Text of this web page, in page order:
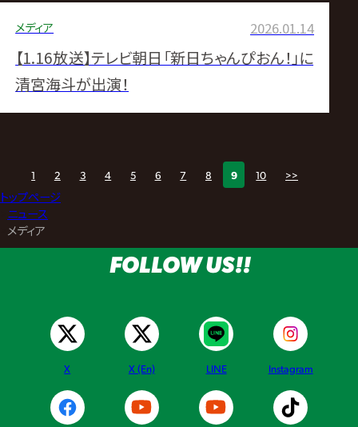
メディア 2026.01.14
【1.16放送】テレビ朝日「新日ちゃんぴおん！」に
清宮海斗が出演！
1 2 3 4 5 6 7 8 9 10 >>
トップページ
ニュース
メディア
FOLLOW US!!
X X (En) LINE Instagram